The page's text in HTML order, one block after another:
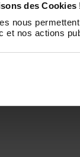
des Cookies
nous
et nos actions